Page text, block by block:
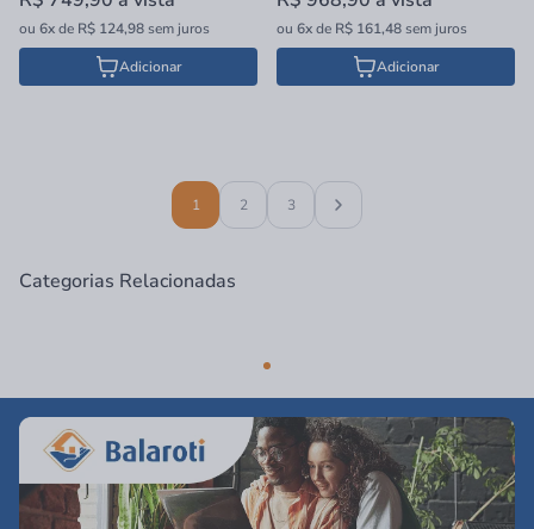
ou 6xde R$ 124,98sem juros
Adicionar
ou 6xde R$ 161,48sem juros
Adicionar
1 2 3
Categorias Relacionadas